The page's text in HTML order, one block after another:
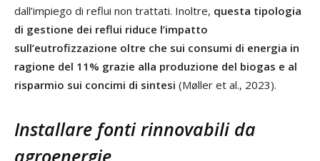
dall’impiego di reflui non trattati. Inoltre, questa tipologia
di gestione dei reflui riduce l’impatto
sull’eutrofizzazione oltre che sui consumi di energia in
ragione del 11% grazie alla produzione del biogas e al
risparmio sui concimi di sintesi (Møller et al., 2023).
Installare fonti rinnovabili da
agroenergie